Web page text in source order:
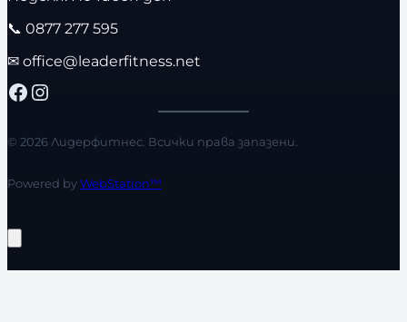
📞 0877 277 595
✉ office@leaderfitness.net
Facebook Instagram
© 2026 Лидерфитнес. Всички права запазени.
Powered byWebStation™